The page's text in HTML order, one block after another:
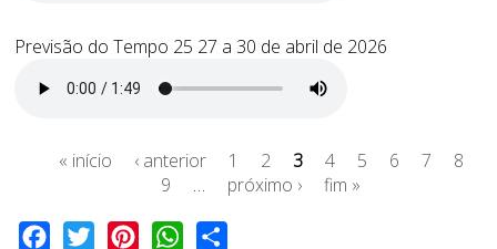
Previsão do Tempo 25 27 a 30 de abril de 2026
« início ‹ anterior 1 2 3 4 5 6 7
8
9
… próximo › fim »
Facebook
Twitter PinterestWhatsApp